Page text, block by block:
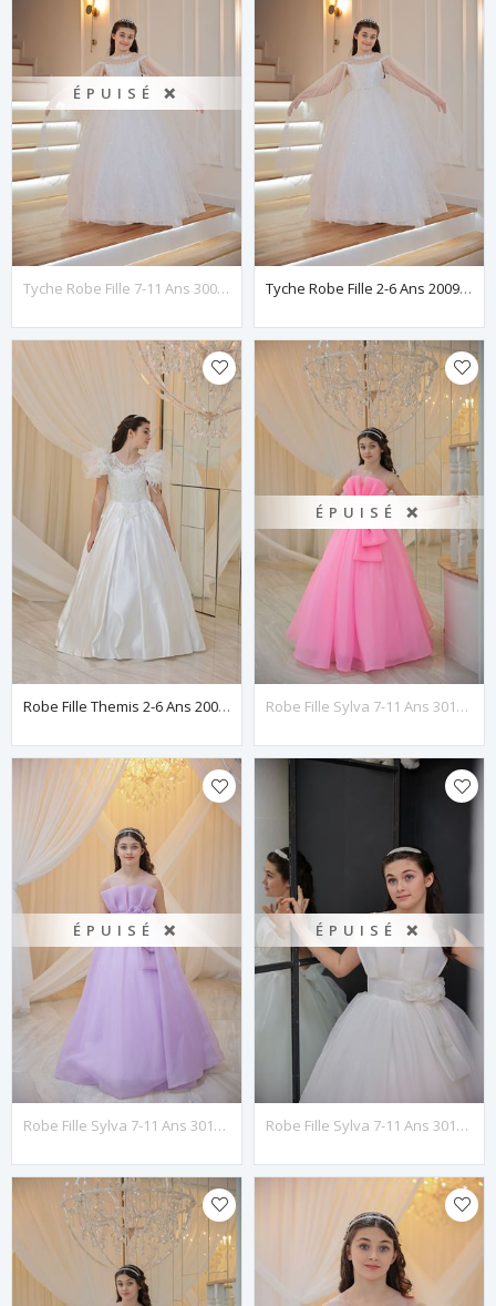
ÉPUISÉ ❌
Tyche Robe Fille 7-11 Ans 30096 Blanc Cassé Tyche Robe Fille 2-6 Ans 20096 Blanc Cassé
Robe Fille Themis 2-6 Ans 20098 Blanc Cassé
ÉPUISÉ ❌
Robe Fille Sylva 7-11 Ans 30134 Rose
ÉPUISÉ ❌
Robe Fille Sylva 7-11 Ans 30134 Lilas
ÉPUISÉ ❌
Robe Fille Sylva 7-11 Ans 30134 Blanc Cassé